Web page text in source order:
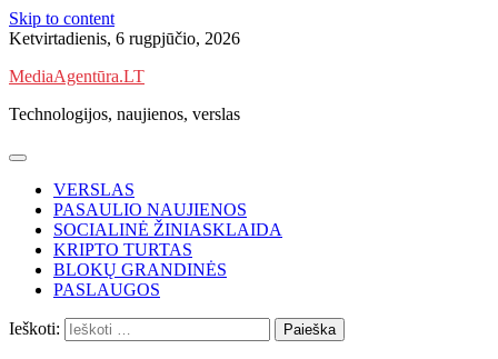
Skip to content
Ketvirtadienis, 6 rugpjūčio, 2026
MediaAgentūra.LT
Technologijos, naujienos, verslas
VERSLAS
PASAULIO NAUJIENOS
SOCIALINĖ ŽINIASKLAIDA
KRIPTO TURTAS
BLOKŲ GRANDINĖS
PASLAUGOS
Ieškoti: